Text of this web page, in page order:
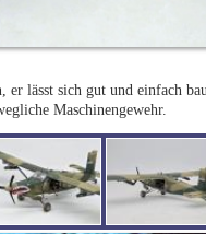
er lässt sich gut und einfach
Maschinengewehr.